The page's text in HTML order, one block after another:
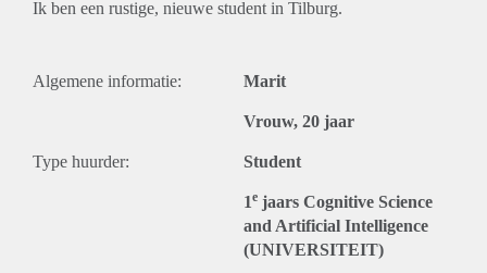
Ik ben een rustige, nieuwe student in Tilburg.
Algemene informatie: Marit
Vrouw, 20 jaar
Type huurder: Student
1e jaars Cognitive Science
and Artificial Intelligence
(UNIVERSITEIT)